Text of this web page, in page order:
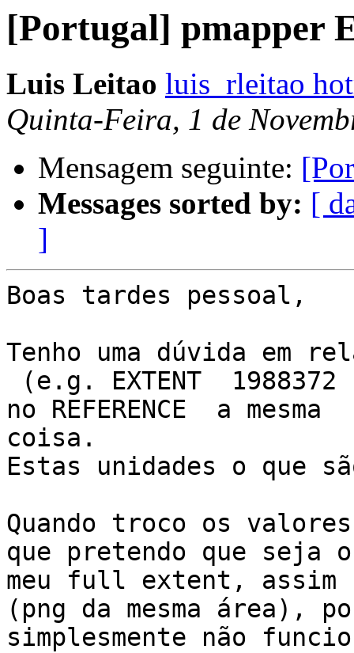
[Portugal] pmapper
Luis Leitao luis_rleitao
Quinta-Feira, 1 de
Mensagem seguinte:
Messages sorted by: [
]
Boas tardes pessoal,
Tenho uma dúvida em
no REFERENCE  a mesma
coisa.
Estas unidades o que
Quando troco os
que pretendo que seja o
meu full extent, assim
(png da mesma área),
simplesmente não